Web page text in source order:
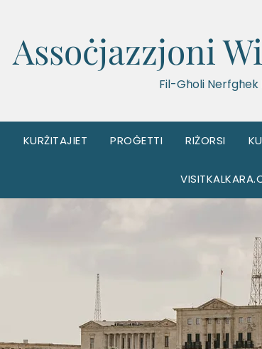
Assoċjazzjoni
Fil-Għoli
KURŻITAJIET PROĠETTI RIŻORSI